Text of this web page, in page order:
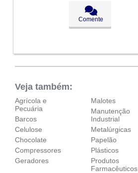
09:00 - 18:00
Fechado
Fechado
Comente
Veja também:
Agrícola e
Pecuária
Barcos
Celulose
Chocolate
Compressores
Geradores
Malotes
Manutenção
Industrial
Metalúrgicas
Papelão
Plásticos
Produtos
Farmacêuticos